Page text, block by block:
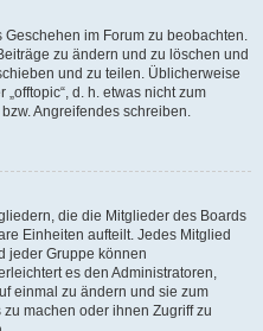
im Forum zu beobachten.
zu ändern und zu löschen und
und zu teilen. Üblicherweise
d. h. etwas nicht zum
Angreifendes schreiben.
die die Mitglieder des Boards
Einheiten aufteilt. Jedes Mitglied
jeder Gruppe können
es den Administratoren,
einmal zu ändern und sie zum
machen oder ihnen Zugriff zu